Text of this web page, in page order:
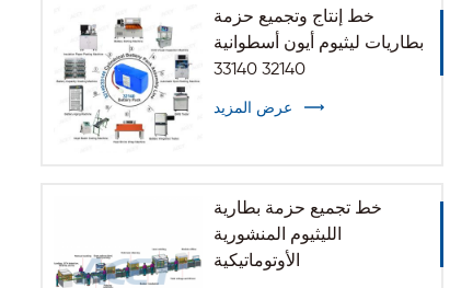
خط إنتاج وتجميع حزمة
بطاريات ليثيوم أيون أسطوانية
32140 33140
عرض المزيد
خط تجميع حزمة بطارية
الليثيوم المنشورية
الأوتوماتيكية